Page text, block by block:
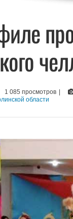
1 085 просмотров |
области